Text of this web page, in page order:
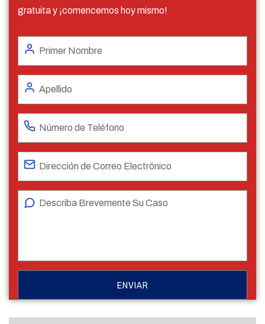
gratuita y ¡comencemos hoy mismo!